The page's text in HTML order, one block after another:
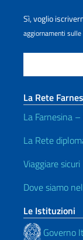
Sì, voglio
aggiornamenti
La Rete
La Farnesina
La Rete
Viaggiare sicuri
Dove siamo
Le Istituzioni
Governo